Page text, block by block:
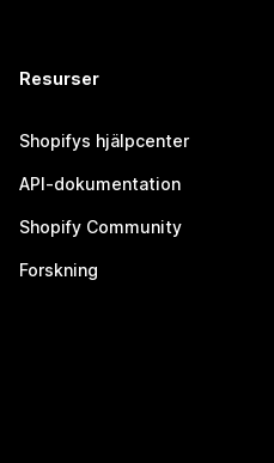
Resurser
Shopifys hjälpcenter
API-dokumentation
Shopify Community
Forskning